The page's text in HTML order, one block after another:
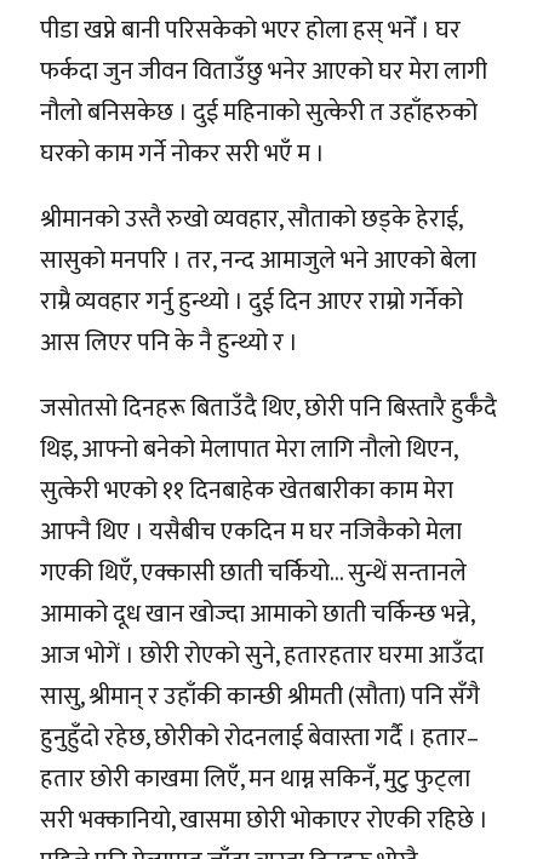
पीडा खप्ने बानी परिसकेको भएर होला हस् भनेँ । घर
फर्कदा जुन जीवन विताउँछु भनेर आएको घर मेरा लागी
नौलो बनिसकेछ । दुई महिनाको सुत्केरी त उहाँहरुको
घरको काम गर्ने नोकर सरी भएँ म ।
श्रीमानको उस्तै रुखो व्यवहार, सौताको छड्के हेराई,
सासुको मनपरि । तर, नन्द आमाजुले भने आएको बेला
राम्रै व्यवहार गर्नु हुन्थ्यो । दुई दिन आएर राम्रो गर्नेको
आस लिएर पनि के नै हुन्थ्यो र ।
जसोतसो दिनहरू बिताउँदै थिए, छोरी पनि बिस्तारै हुर्कँदै
थिइ, आफ्नो बनेको मेलापात मेरा लागि नौलो थिएन,
सुत्केरी भएको ११ दिनबाहेक खेतबारीका काम मेरा
आफ्नै थिए । यसैबीच एकदिन म घर नजिकैको मेला
गएकी थिएँ, एक्कासी छाती चर्कियो… सुन्थें सन्तानले
आमाको दूध खान खोज्दा आमाको छाती चर्किन्छ भन्ने,
आज भोगें । छोरी रोएको सुने, हतारहतार घरमा आउँदा
सासु, श्रीमान् र उहाँकी कान्छी श्रीमती (सौता) पनि सँगै
हुनुहुँदो रहेछ, छोरीको रोदनलाई बेवास्ता गर्दै । हतार–
हतार छोरी काखमा लिएँ, मन थाम्न सकिनँ, मुटु फुट्ला
सरी भक्कानियो, खासमा छोरी भोकाएर रोएकी रहिछे ।